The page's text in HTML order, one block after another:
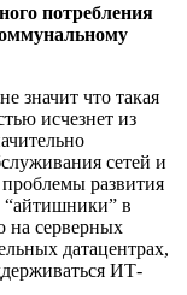
потребления
значит что такая
исчезнет из
сетей и
проблемы развития
в
на серверных
датацентрах,
ИТ-